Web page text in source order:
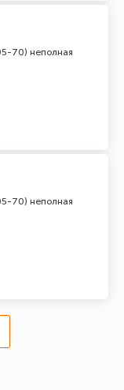
70) неполная
70) неполная